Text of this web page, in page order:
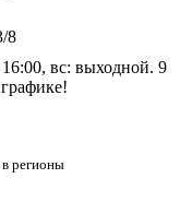
8
вс: выходной. 9
в регионы